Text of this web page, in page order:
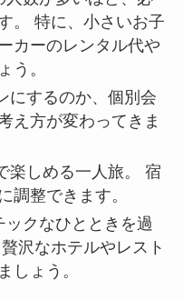
。 特に、小さいお子
カーのレンタル代や
う。
にするのか、個別会
え方が変わってきま
楽しめる一人旅。 宿
調整できます。
ックなひとときを過
沢なホテルやレスト
しょう。